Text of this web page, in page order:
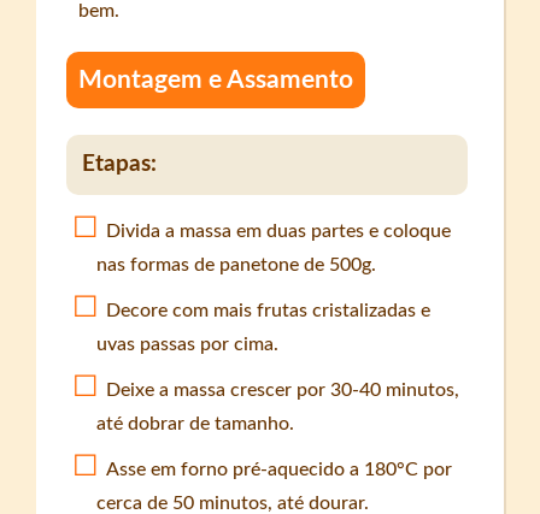
bem.
Montagem e Assamento
Etapas:
Divida a massa em duas partes e coloque
nas formas de panetone de 500g.
Decore com mais frutas cristalizadas e
uvas passas por cima.
Deixe a massa crescer por 30-40 minutos,
até dobrar de tamanho.
Asse em forno pré-aquecido a 180°C por
cerca de 50 minutos, até dourar.